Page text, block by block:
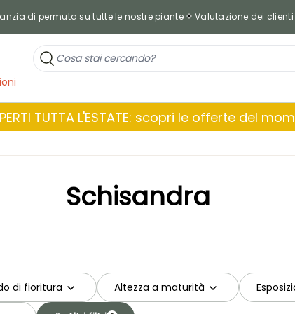
di permuta su tutte le nostre piante Valutazione dei
TUTTA L'ESTATE: scopri le offerte del
Schisandra
di fioritura Altezza a maturità